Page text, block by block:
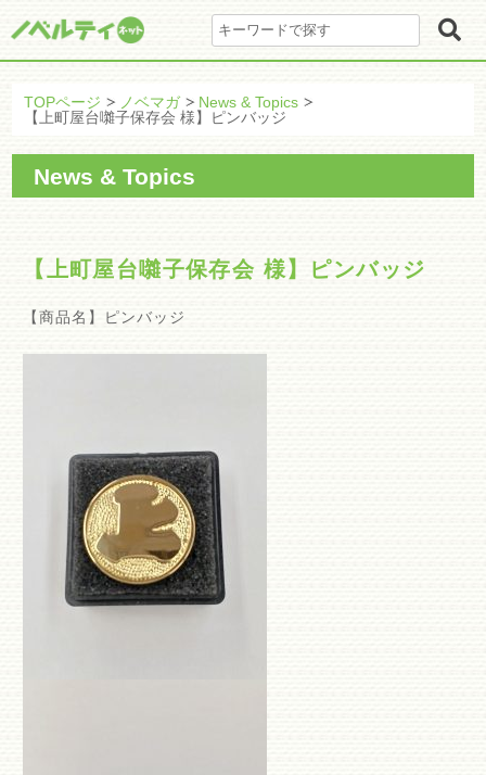
TOPページ ノベマガ
News & Topics
【上町屋台囃子保存会 様】ピンバッジ
News & Topics
【上町屋台囃子保存会 様】ピンバッジ
【商品名】ピンバッジ